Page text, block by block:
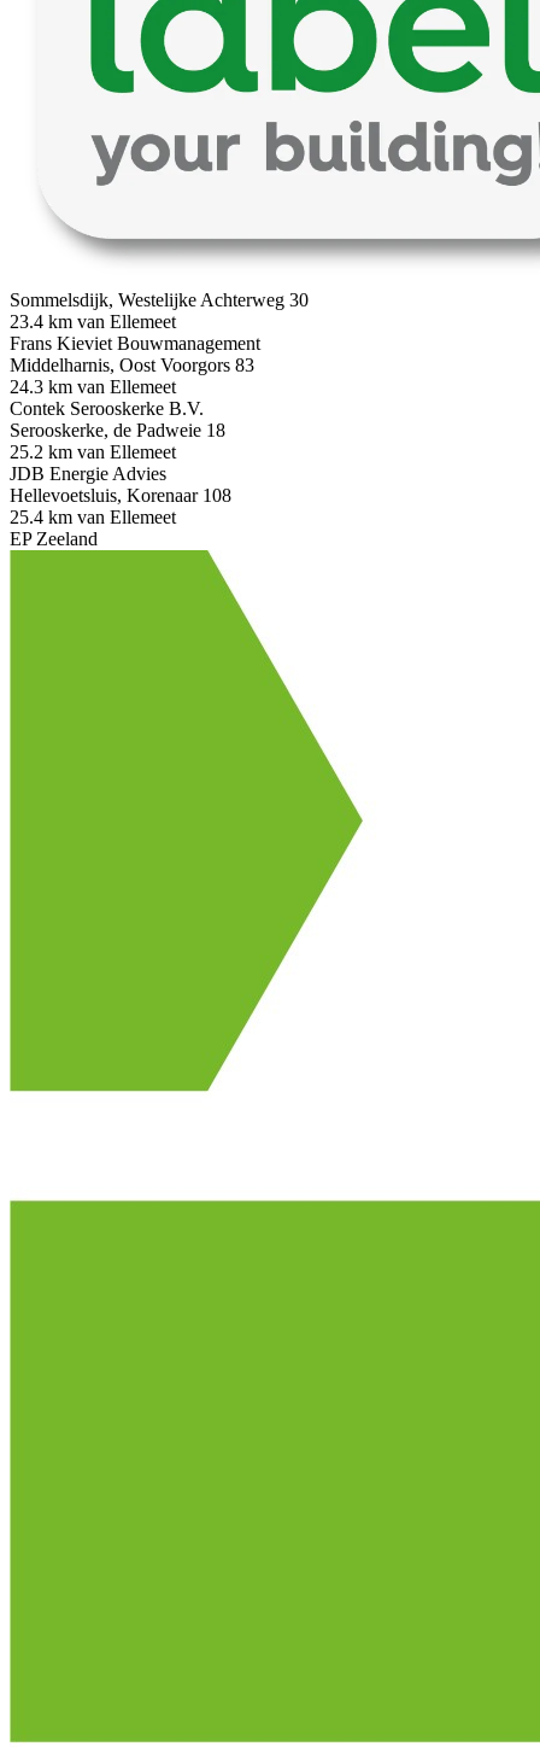
Sommelsdijk, Westelijke Achterweg 30
23.4 km van Ellemeet
Frans Kieviet Bouwmanagement
Middelharnis, Oost Voorgors 83
24.3 km van Ellemeet
Contek Serooskerke B.V.
Serooskerke, de Padweie 18
25.2 km van Ellemeet
JDB Energie Advies
Hellevoetsluis, Korenaar 108
25.4 km van Ellemeet
EP Zeeland